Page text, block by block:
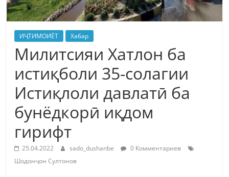
ИҶТИМОИЁТ Хабар
Милитсияи Хатлон ба
истиқболи 35-солагии
Истиқлоли давлатӣ ба
бунёдкорӣ иқдом
гирифт
25.04.2022 sado_dushanbe
0 Комментариев
Шодонҷон Султонов